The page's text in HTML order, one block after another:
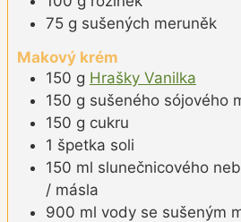
75 g sušených meruněk
Makový krém
150 g Hrašky Vanilka
150 g sušeného sójového
150 g cukru
1 špetka soli
150 ml slunečnicového
/ másla
900 ml vody se sušeným